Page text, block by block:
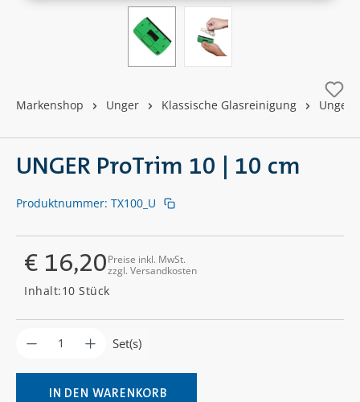
Markenshop Unger Klassische Glasreinigung Unger
UNGER ProTrim 10 | 10 cm
Regulärer Preis:
€ 16,20Preise inkl. MwSt.
zzgl. Versandkosten
Inhalt:10 Stück
Produkt Anzahl: Gib den gewünschten
Set(s)
IN DEN WARENKORB
Produktnummer: TX100_U